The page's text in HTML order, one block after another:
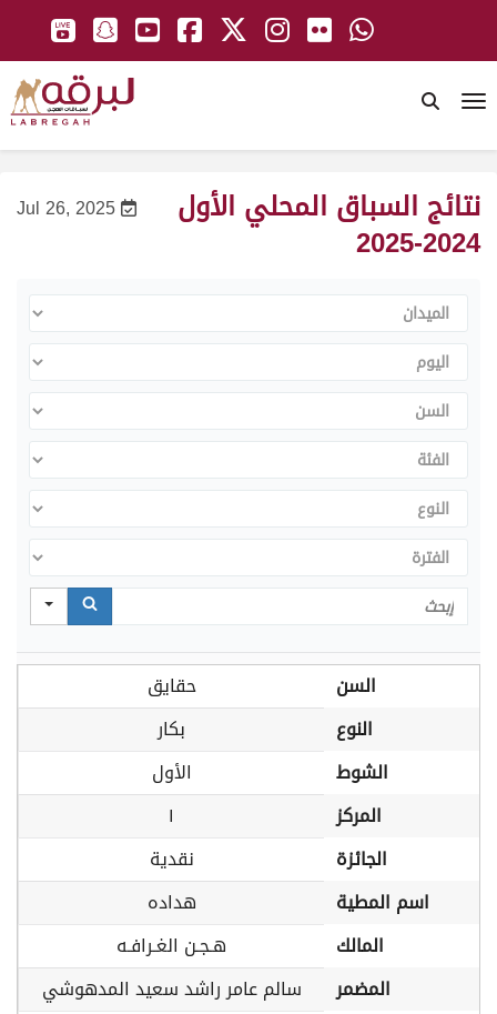
Jul 26, 2025 نتائج السباق المحلي الأول
2024-2025
الميدان
اليوم
السن
الفئة
النوع
الفترة
Search
السن
حقايق
النوع
بكار
الشوط
الأول
المركز
١
الجائزة
نقدية
اسم المطية
هداده
المالك
هـجـن الغـرافـه
المضمر
سالم عامر راشد سعيد المدهوشي